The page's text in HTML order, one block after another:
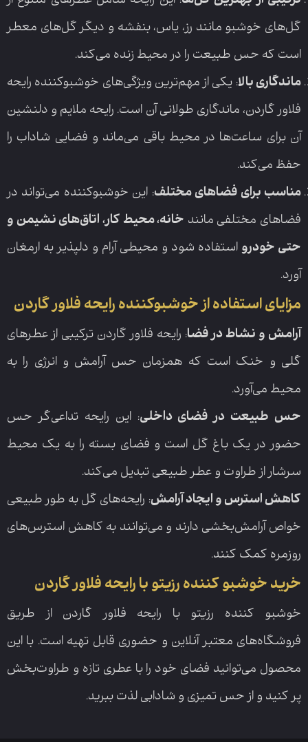
گل‌های خوشبو مانند رز، یاس، بنفشه و دیگر گل‌های معطر
است که حس طبیعت را در محیط زنده می‌کند.
ماندگاری بالا: یکی از مهم‌ترین ویژگی‌های خوشبوکننده رایحه
فلاور گاردن، ماندگاری طولانی آن است. رایحه ملایم و دلنشین
آن برای ساعت‌ها در محیط باقی می‌ماند و فضایی شاداب را
حفظ می‌کند.
مناسب برای فضاهای مختلف: این خوشبوکننده می‌تواند در
فضاهای مختلفی مانند خانه، محیط کار، اتاق‌های نشیمن و
حتی خودرو استفاده شود و محیطی آرام و دلپذیر به ارمغان
آورد.
مزایای استفاده از خوشبوکننده رایحه فلاور گاردن
آرامش و نشاط در فضا: رایحه فلاور گاردن ترکیبی از عطرهای
گلی و خنک است که همزمان حس آرامش و انرژی را به
محیط می‌آورد.
حس طبیعت در فضای داخلی: این رایحه تداعی‌گر حس
حضور در یک باغ گل است و فضای بسته را به یک محیط
سرشار از طراوت و عطر طبیعی تبدیل می‌کند.
کاهش استرس و ایجاد آرامش: رایحه‌های گل به طور طبیعی
خواص آرامش‌بخشی دارند و می‌توانند به کاهش استرس‌های
روزمره کمک کنند.
خرید خوشبو کننده رزیتو با رایحه فلاور گاردن
خوشبو کننده رزیتو با رایحه فلاور گاردن از طریق
فروشگاه‌های معتبر آنلاین و حضوری قابل تهیه است. با این
محصول می‌توانید فضای خود را با عطری تازه و طراوت‌بخش
پر کنید و از حس تمیزی و شادابی لذت ببرید.